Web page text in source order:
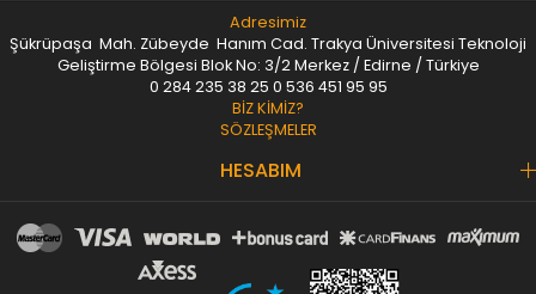
Adresimiz
Şükrüpaşa Mah. Zübeyde Hanım Cad. Trakya Üniversitesi Teknoloji
Geliştirme Bölgesi Blok No: 3/2 Merkez / Edirne / Türkiye
0 284 235 38 25 0 536 451 95 95
BİZ KİMİZ?
SÖZLEŞMELER
HESABIM